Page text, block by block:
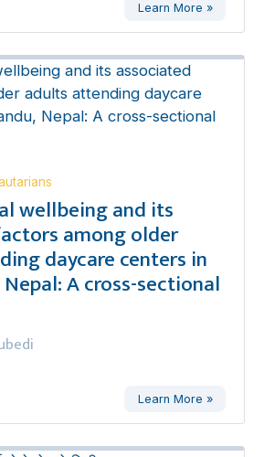
Learn More »
wellbeing and its
among older
daycare centers in
A cross-sectional
Learn More »